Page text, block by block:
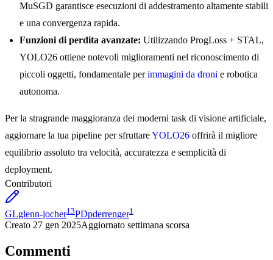
MuSGD garantisce esecuzioni di addestramento altamente stabili
e una convergenza rapida.
Funzioni di perdita avanzate: Utilizzando ProgLoss + STAL,
YOLO26 ottiene notevoli miglioramenti nel riconoscimento di
piccoli oggetti, fondamentale perimmagini da droni e robotica
autonoma.
Per la stragrande maggioranza dei moderni task di visione artificiale,
aggiornare la tua pipeline per sfruttareYOLO26 offrirà il migliore
equilibrio assoluto tra velocità, accuratezza e semplicità di
deployment.
Contributori
GLglenn-jocher13PDpderrenger1
Creato 27 gen 2025Aggiornato settimana scorsa
Commenti